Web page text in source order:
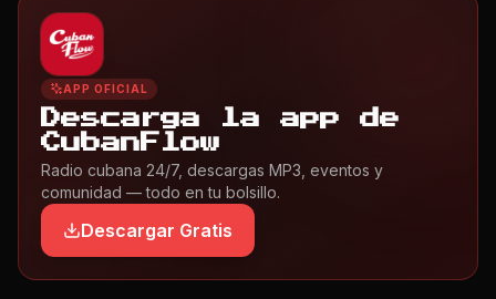
APP OFICIAL
Descarga la app de
CubanFlow
Radio cubana 24/7, descargas MP3, eventos y
comunidad — todo en tu bolsillo.
Descargar Gratis